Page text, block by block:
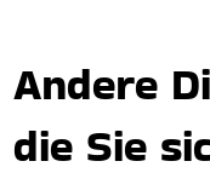
Andere
die Sie